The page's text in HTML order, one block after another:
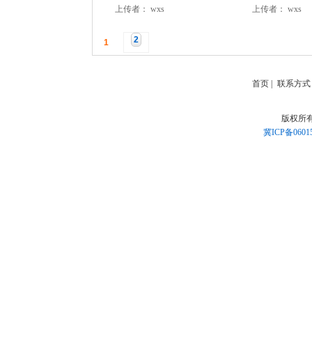
上传者： wxs
上传者： wxs
1 2
首页 联系方式
版权所
冀ICP备